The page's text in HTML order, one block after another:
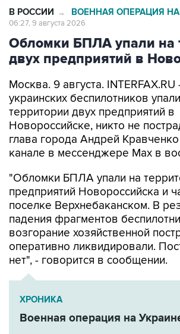
Обломки БПЛА упали на
двух предприятий в
Москва. 9 августа.
территории двух предприятий в
Новороссийске, никто не
глава города Андрей Кравченко
канале в мессенджере Max в
"Обломки БПЛА упали на
поселке Верхнебаканском. В
падения фрагментов
возгорание хозяйственной
оперативно ликвидировали.
нет", - говорится в сообщении.
ХРОНИКА
Военная операция на Украине